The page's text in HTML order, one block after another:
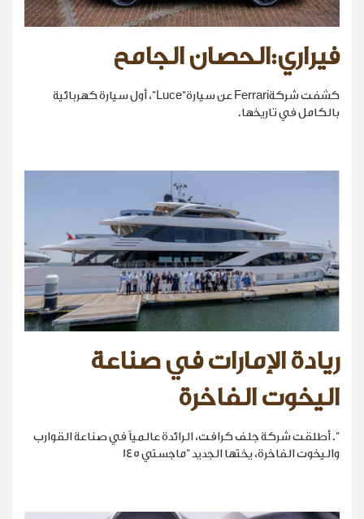
فيراري:الحصان الجامح
كشفت شركةFerrari عن سيارة“Luce”، أول سيارة كهربائية
بالكامل في تاريخها.
ريادة الإمارات في صناعة
اليخوت الفاخرة
". أطلقت شركة جلف كرافت، الرائدة عالمياً في صناعة القوارب
واليخوت الفاخرة، يختها الجديد "ماجستي 145